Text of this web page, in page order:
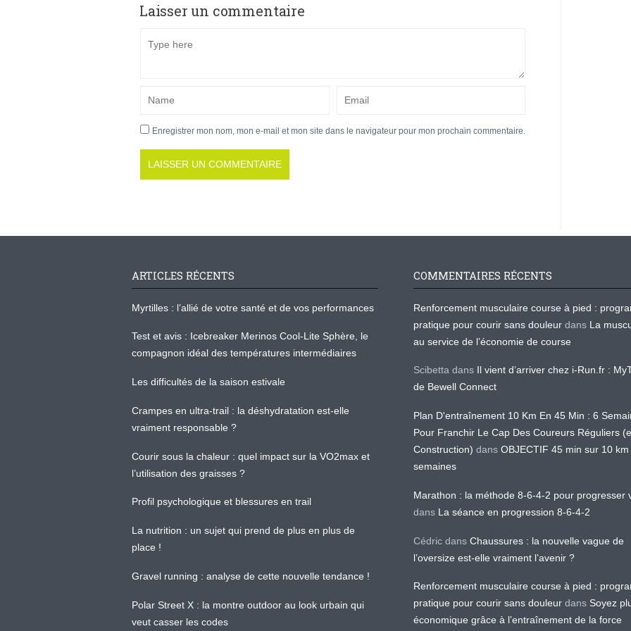
Laisser un commentaire
Enregistrer mon nom, mon e-mail et mon site dans le navigateur pour mon prochain commentaire.
ARTICLES RÉCENTS
Myrtilles : l’allié de votre santé et de vos performances
Test et avis : Icebreaker Merinos Cool-Lite Sphère, le
compagnon idéal des températures intermédiaires
Les difficultés de la saison estivale
Crampes en ultra-trail : la déshydratation est-elle
vraiment responsable ?
Courir sous la chaleur : quel impact sur la VO2max et
l’utilisation des graisses ?
Profil psychologique et blessures en trail
La nutrition : un sujet qui prend de plus en plus de
place !
Gravel running : analyse de cette nouvelle tendance !
Polar Street X : la montre outdoor au look urbain qui
veut casser les codes
COMMENTAIRES RÉCENTS
Renforcement musculaire course à pied :
pratique pour courir sans douleur dans La
au service de l’économie de course
Scibetta dans Il vient d’arriver chez i-Run.fr :
de Bewell Connect
Plan D'entraînement 10 Km En 45 Min : 6
Pour Franchir Le Cap Des Coureurs Réguliers
Construction) dans OBJECTIF 45 min sur 10 km
semaines
Marathon : la méthode 8-6-4-2 pour progresser
dans La séance en progression 8-6-4-2
Cédric dans Chaussures : la nouvelle vague de
l’oversize est-elle vraiment l’avenir ?
Renforcement musculaire course à pied :
pratique pour courir sans douleur dans Soyez
économique grâce à l’entraînement de la force